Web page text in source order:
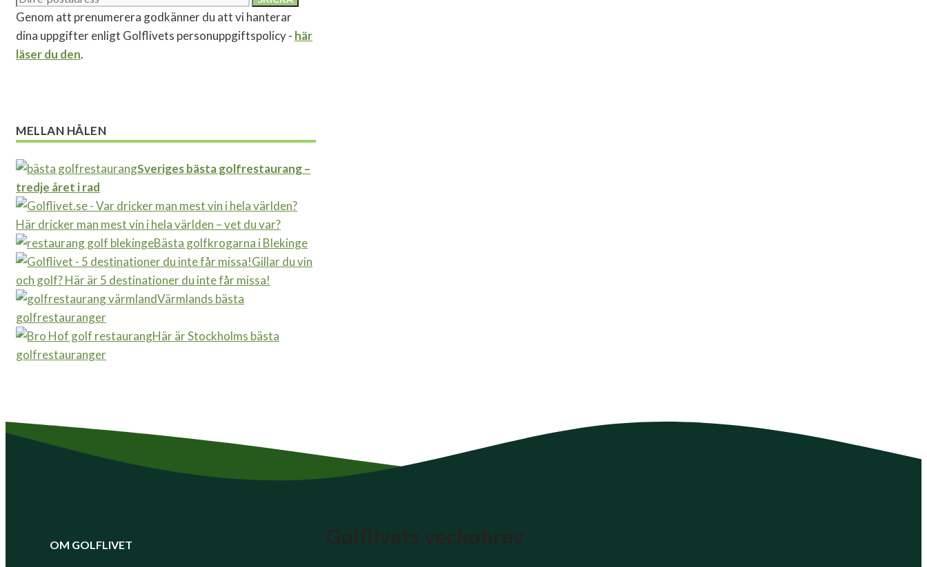
Genom att prenumerera godkänner du att vi hanterar
dina uppgifter enligt Golflivets personuppgiftspolicy - här
läser du den.
MELLAN HÅLEN
Sveriges bästa golfrestaurang –
tredje året i rad
Här dricker man mest vin i hela världen – vet du var?
Bästa golfkrogarna i Blekinge
Gillar du vin
och golf? Här är 5 destinationer du inte får missa!
Värmlands bästa
golfrestauranger
Här är Stockholms bästa
golfrestauranger
OM GOLFLIVET